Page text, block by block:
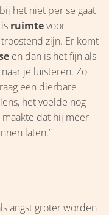
het niet per se gaat
ruimtevoor
zijn. Er komt
en dan is het fijn als
je luisteren. Zo
een dierbare
het voelde nog
maakte dat hij meer
laten.”
angst groter worden